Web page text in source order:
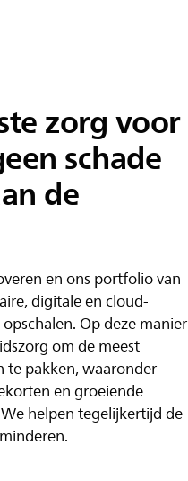
zorg voor
schade
de
en ons portfolio van
digitale en cloud-
Op deze manier
om de meest
te pakken, waaronder
en groeiende
helpen tegelijkertijd de